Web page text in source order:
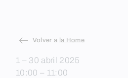
content
Volver a la Home
1 – 30 abril 2025
10:00 – 11:00